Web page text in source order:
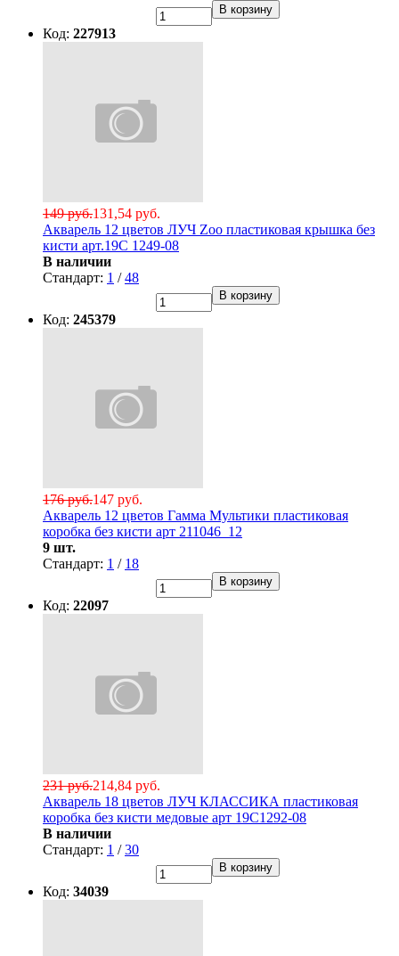
В корзину
Код: 227913
131,54 руб.
149 руб.
Акварель 12 цветов ЛУЧ Zoo пластиковая крышка без
кисти арт.19С 1249-08
В наличии
Стандарт: 1 /48
В корзину
Код: 245379
147 руб.
176 руб.
Акварель 12 цветов Гамма Мультики пластиковая
коробка без кисти арт 211046_12
9 шт.
Стандарт: 1 / 18
В корзину
Код: 22097
214,84 руб.
231 руб.
Акварель 18 цветов ЛУЧ КЛАССИКА пластиковая
коробка без кисти медовые арт 19С1292-08
В наличии
Стандарт: 1 /30
В корзину
Код: 34039